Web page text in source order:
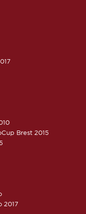
Brest 2015
2017